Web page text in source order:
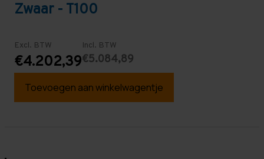
Zwaar - T100
Excl. BTW
€4.202,39
Incl. BTW
€5.084,89
Toevoegen aan winkelwagentje